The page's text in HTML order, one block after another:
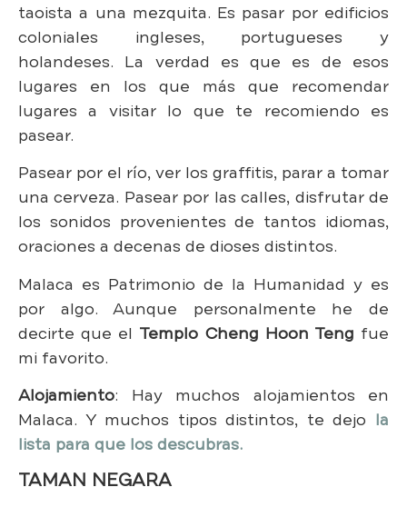
taoista a una mezquita. Es pasar por edificios
coloniales ingleses, portugueses y
holandeses. La verdad es que es de esos
lugares en los que más que recomendar
lugares a visitar lo que te recomiendo es
pasear.
Pasear por el río, ver los graffitis, parar a tomar
una cerveza. Pasear por las calles, disfrutar de
los sonidos provenientes de tantos idiomas,
oraciones a decenas de dioses distintos.
Malaca es Patrimonio de la Humanidad y es
por algo. Aunque personalmente he de
decirte que el Templo Cheng Hoon Teng fue
mi favorito.
Alojamiento: Hay muchos alojamientos en
Malaca. Y muchos tipos distintos, te dejo la
lista para que los descubras.
TAMAN NEGARA